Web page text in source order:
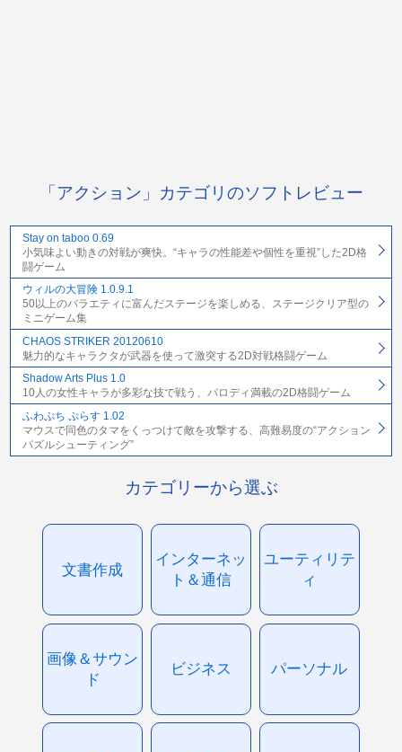
「アクション」カテゴリのソフトレビュー
Stay on taboo 0.69
小気味よい動きの対戦が爽快。“キャラの性能差や個性を重視”した2D格
闘ゲーム
ウィルの大冒険 1.0.9.1
50以上のバラエティに富んだステージを楽しめる、ステージクリア型の
ミニゲーム集
CHAOS STRIKER 20120610
魅力的なキャラクタが武器を使って激突する2D対戦格闘ゲーム
Shadow Arts Plus 1.0
10人の女性キャラが多彩な技で戦う、パロディ満載の2D格闘ゲーム
ふわぷち ぷらす 1.02
マウスで同色のタマをくっつけて敵を攻撃する、高難易度の“アクション
パズルシューティング”
カテゴリーから選ぶ
文書作成
インターネッ
ト＆通信
ユーティリテ
ィ
画像＆サウン
ド
ビジネス パーソナル